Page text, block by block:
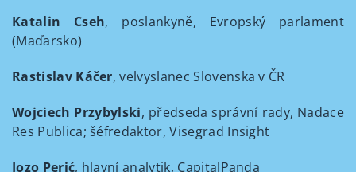
Katalin Cseh, poslankyně, Evropský parlament
(Maďarsko)
Rastislav Káčer, velvyslanec Slovenska v ČR
Wojciech Przybylski, předseda správní rady, Nadace
Res Publica; šéfredaktor, Visegrad Insight
Jozo Perić, hlavní analytik, CapitalPanda